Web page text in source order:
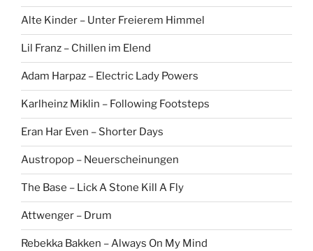
Alte Kinder – Unter Freierem Himmel
Lil Franz – Chillen im Elend
Adam Harpaz – Electric Lady Powers
Karlheinz Miklin – Following Footsteps
Eran Har Even – Shorter Days
Austropop – Neuerscheinungen
The Base – Lick A Stone Kill A Fly
Attwenger – Drum
Rebekka Bakken – Always On My Mind